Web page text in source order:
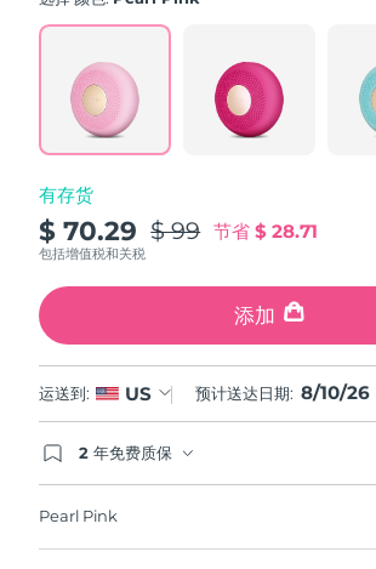
Read
Reviews.
Same
page
有存货
$ 70.29 $ 99 节省$ 28.71
包括增值税和关税
添加
运送到: US 预计送达日期: 8/10/26
2 年免费质保
Pearl Pink
斯洛伐克
斯洛文尼亚
预
韩国
西班牙
瑞典
瑞士 预
台湾 预
泰国 预